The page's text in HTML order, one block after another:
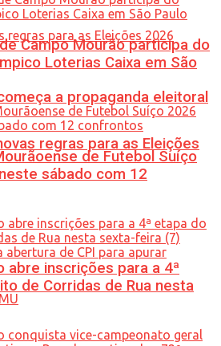
a propaganda eleitoral
regras para as Eleições
Campo Mourão participa do
Loterias Caixa em São
de Futebol Suíço
sábado com 12
abre inscrições para a 4ª
de Corridas de Rua nesta